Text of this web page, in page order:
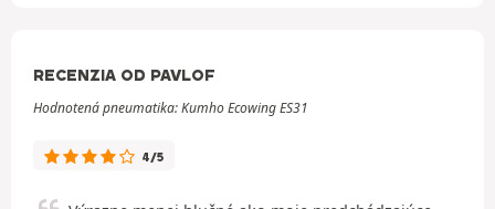
RECENZIA OD PAVLOF
Hodnotená pneumatika: Kumho Ecowing ES31
4/5